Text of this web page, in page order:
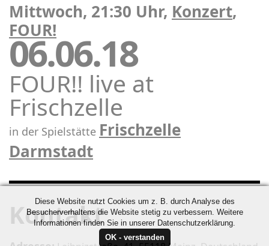
Mittwoch, 21:30 Uhr, Konzert,
FOUR!
06.06.18
FOUR!! live at
Frischzelle
in der Spielstätte Frischzelle
Darmstadt
Kontakt
Diese Website nutzt Cookies um z. B. durch Analyse des
Besucherverhaltens die Website stetig zu verbessern. Weitere
Informationen finden Sie in unserer Datenschutzerklärung.